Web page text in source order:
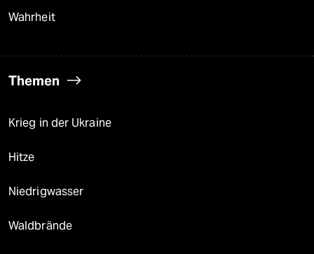
Wahrheit
Themen
Krieg in der Ukraine
Hitze
Niedrigwasser
Waldbrände